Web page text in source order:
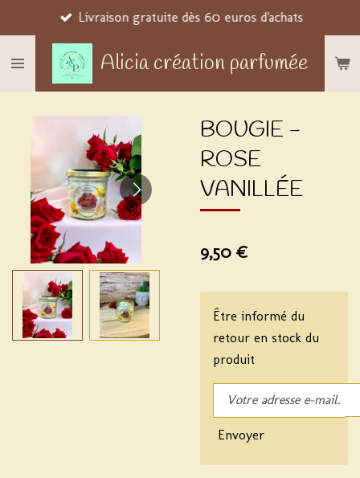
au
contenu
principal
Alicia création parfumée
Livraison gratuite dès 60 euros d'achats
BOUGIE -
ROSE
VANILLÉE
9,50 €
Être informé du
retour en stock du
produit
Envoyer